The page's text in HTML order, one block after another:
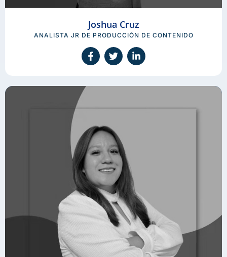
Joshua Cruz
ANALISTA JR DE PRODUCCIÓN DE CONTENIDO